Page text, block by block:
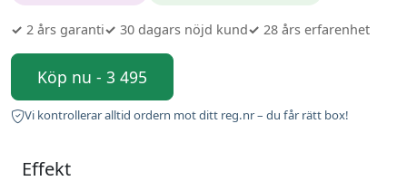
✓ 2 års garanti✓ 30 dagars nöjd kund✓ 28 års erfarenhet
Köp nu - 3 495
Vi kontrollerar alltid ordern mot ditt reg.nr – du får rätt box!
Effekt